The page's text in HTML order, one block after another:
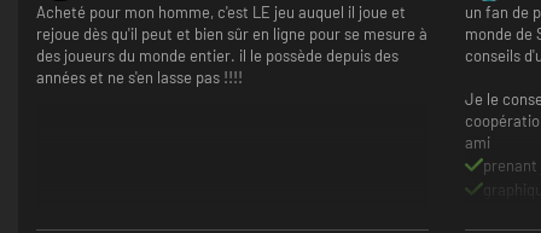
Acheté pour mon homme, c'est LE jeu auquel il joue et
rejoue dès qu'il peut et bien sûr en ligne pour se mesure à
des joueurs du monde entier. il le possède depuis des
années et ne s'en lasse pas !!!!
un fan de
monde de
conseils
Je le
ami
prenant